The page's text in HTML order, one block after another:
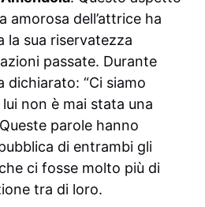
amorosa dell’attrice ha
la sua riservatezza
passate. Durante
dichiarato: “Ci siamo
non è mai stata una
parole hanno
di entrambi gli
ci fosse molto più di
tra di loro.